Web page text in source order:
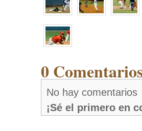
0
No hay comentarios
¡Sé el primero en